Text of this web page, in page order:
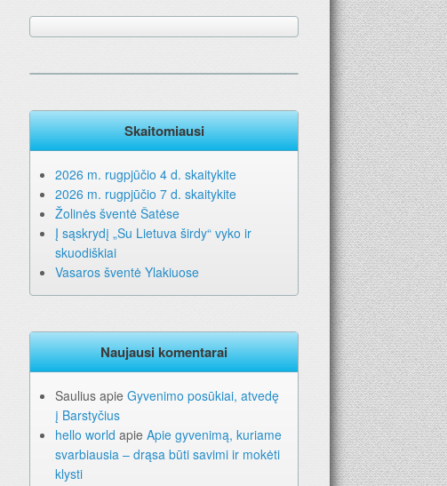
Skaitomiausi
2026 m. rugpjūčio 4 d. skaitykite
2026 m. rugpjūčio 7 d. skaitykite
Žolinės šventė Šatėse
Į sąskrydį „Su Lietuva širdy“ vyko ir
skuodiškiai
Vasaros šventė Ylakiuose
Naujausi komentarai
Saulius apie Gyvenimo posūkiai, atvedę
į Barstyčius
hello world apie Apie gyvenimą, kuriame
svarbiausia – drąsa būti savimi ir mokėti
klysti